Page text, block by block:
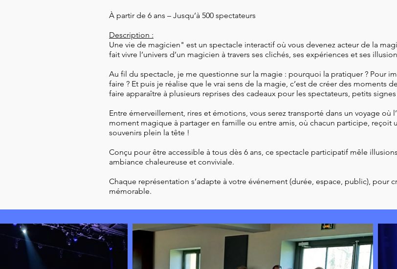
À partir de 6 ans – Jusqu’à 500 spectateurs
Description :
Une vie de magicien" est un spectacle interactif où vous devenez acteur de la
fait vivre l’univers d’un magicien à travers ses clichés, ses expériences et ses
Au fil du spectacle, je me questionne sur la magie : pourquoi la pratiquer ? Pour
faire ? Et puis je réalise que le vrai sens de la magie, c’est de créer des moments
faire apparaître à plusieurs reprises des cadeaux pour les spectateurs, petits
Entre émerveillement, rires et émotions, vous serez transporté dans un voyage où
moment magique à partager en famille ou entre amis, où chacun participe,
souvenirs plein la tête !
Conçu pour être accessible à tous dès 6 ans, ce spectacle participatif mêle
ambiance chaleureuse et conviviale.
Chaque représentation s’adapte à votre événement (durée, espace, public), pour
mémorable.